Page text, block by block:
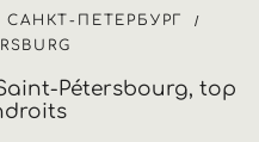
САНКТ-ПЕТЕРБУРГ
Pétersbourg, top